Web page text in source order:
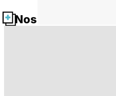
Nos fiches santé